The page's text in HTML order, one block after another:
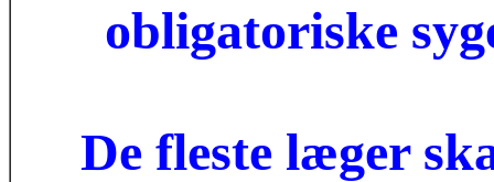
obligatoriske
De fleste læger